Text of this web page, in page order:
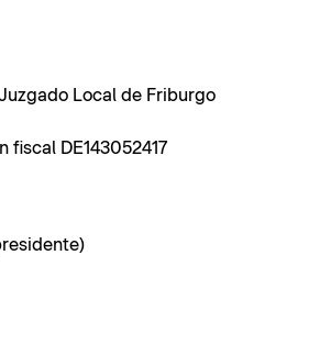
Local de Friburgo
fiscal DE143052417